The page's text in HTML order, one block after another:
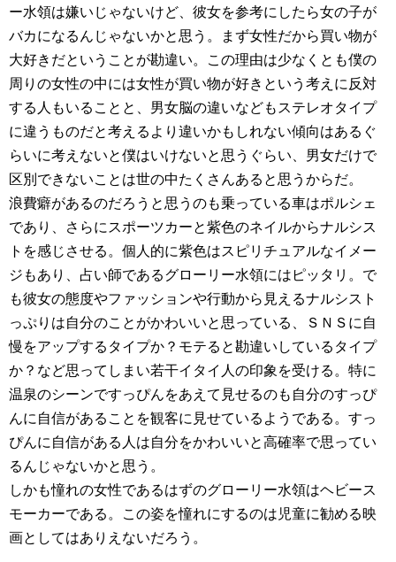
ー水領は嫌いじゃないけど、彼女を参考にしたら女の子が
バカになるんじゃないかと思う。まず女性だから買い物が
大好きだということが勘違い。この理由は少なくとも僕の
周りの女性の中には女性が買い物が好きという考えに反対
する人もいることと、男女脳の違いなどもステレオタイプ
に違うものだと考えるより違いかもしれない傾向はあるぐ
らいに考えないと僕はいけないと思うぐらい、男女だけで
区別できないことは世の中たくさんあると思うからだ。
浪費癖があるのだろうと思うのも乗っている車はポルシェ
であり、さらにスポーツカーと紫色のネイルからナルシス
トを感じさせる。個人的に紫色はスピリチュアルなイメー
ジもあり、占い師であるグローリー水領にはピッタリ。で
も彼女の態度やファッションや行動から見えるナルシスト
っぷりは自分のことがかわいいと思っている、ＳＮＳに自
慢をアップするタイプか？モテると勘違いしているタイプ
か？など思ってしまい若干イタイ人の印象を受ける。特に
温泉のシーンですっぴんをあえて見せるのも自分のすっぴ
んに自信があることを観客に見せているようである。すっ
ぴんに自信がある人は自分をかわいいと高確率で思ってい
るんじゃないかと思う。
しかも憧れの女性であるはずのグローリー水領はヘビース
モーカーである。この姿を憧れにするのは児童に勧める映
画としてはありえないだろう。